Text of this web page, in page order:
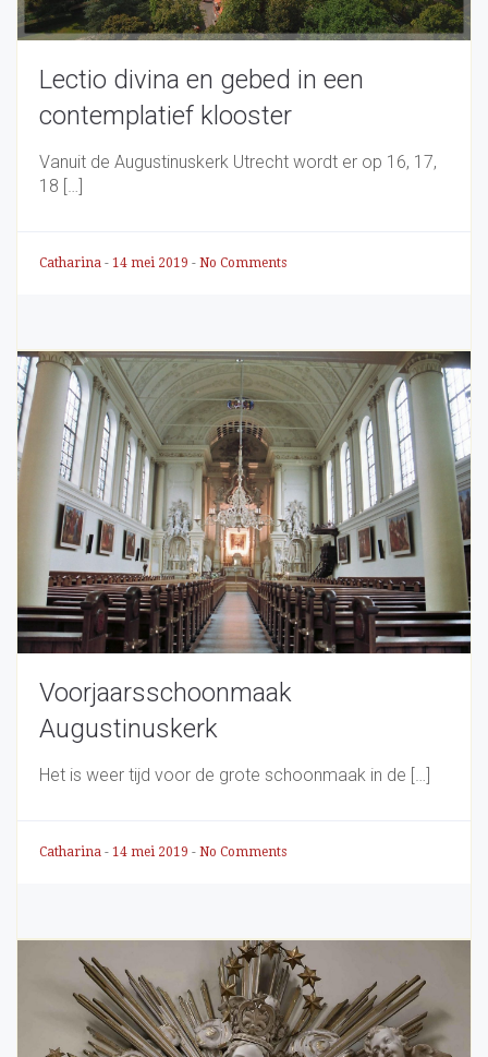
Lectio divina en gebed in een
contemplatief klooster
Vanuit de Augustinuskerk Utrecht wordt er op 16, 17,
18 […]
Catharina - 14 mei 2019 - No Comments
Voorjaarsschoonmaak
Augustinuskerk
Het is weer tijd voor de grote schoonmaak in de […]
Catharina - 14 mei 2019 - No Comments